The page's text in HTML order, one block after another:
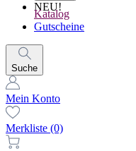
NEU!
Katalog
Gutscheine
Suche
Mein Konto
Merkliste (0)